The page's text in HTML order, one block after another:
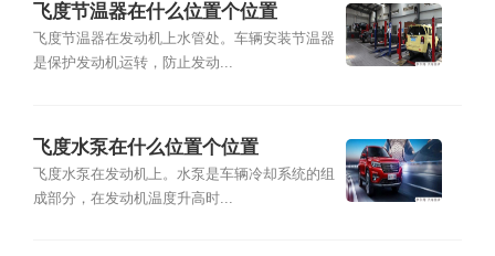
飞度节温器在什么位置个位置
飞度节温器在发动机上水管处。车辆安装节温器
是保护发动机运转，防止发动...
飞度水泵在什么位置个位置
飞度水泵在发动机上。水泵是车辆冷却系统的组
成部分，在发动机温度升高时...